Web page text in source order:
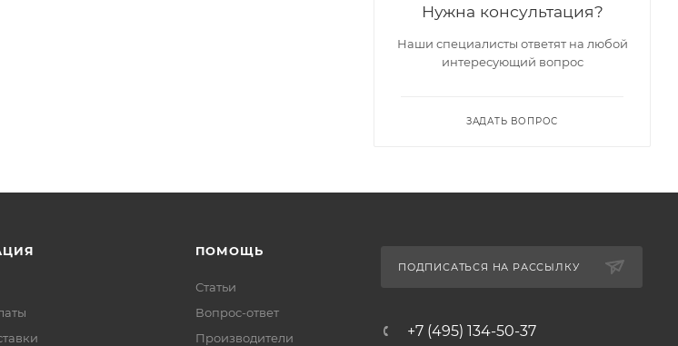
Нужна консультация?
Наши специалисты ответят на любой
интересующий вопрос
ЗАДАТЬ ВОПРОС
ПОМОЩЬ
Статьи
Вопрос-ответ
Производители
ПОДПИСАТЬСЯ НА РАССЫЛКУ
+7 (495) 134-50-37